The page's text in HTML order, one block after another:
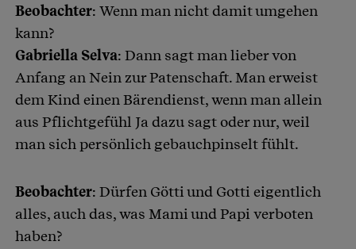
Beobachter: Wenn man nicht damit umgehen
kann?
Gabriella Selva: Dann sagt man lieber von
Anfang an Nein zur Patenschaft. Man erweist
dem Kind einen Bärendienst, wenn man allein
aus Pflichtgefühl Ja dazu sagt oder nur, weil
man sich persönlich gebauchpinselt fühlt.
Beobachter: Dürfen Götti und Gotti eigentlich
alles, auch das, was Mami und Papi verboten
haben?